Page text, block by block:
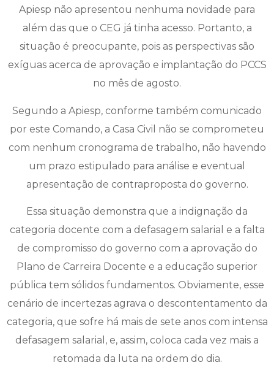
Apiesp não apresentou nenhuma novidade para
além das que o CEG já tinha acesso. Portanto, a
situação é preocupante, pois as perspectivas são
exíguas acerca de aprovação e implantação do PCCS
no mês de agosto.
Segundo a Apiesp, conforme também comunicado
por este Comando, a Casa Civil não se comprometeu
com nenhum cronograma de trabalho, não havendo
um prazo estipulado para análise e eventual
apresentação de contraproposta do governo.
Essa situação demonstra que a indignação da
categoria docente com a defasagem salarial e a falta
de compromisso do governo com a aprovação do
Plano de Carreira Docente e a educação superior
pública tem sólidos fundamentos. Obviamente, esse
cenário de incertezas agrava o descontentamento da
categoria, que sofre há mais de sete anos com intensa
defasagem salarial, e, assim, coloca cada vez mais a
retomada da luta na ordem do dia.